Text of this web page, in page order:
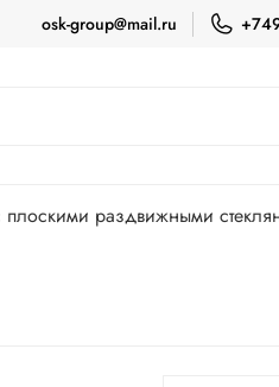
osk-group@mail.ru
раздвижными